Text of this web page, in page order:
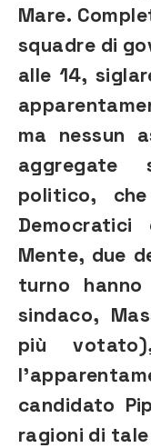
Mare.
squadre di
alle 14,
ma nessun
aggregate
politico,
Mente, due
turno
sindaco,
più
candidato
ragioni di